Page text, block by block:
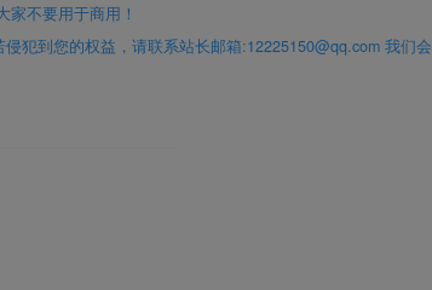
不要用于商用！
犯到您的权益，请联系站长邮箱:12225150@qq.com 我们会